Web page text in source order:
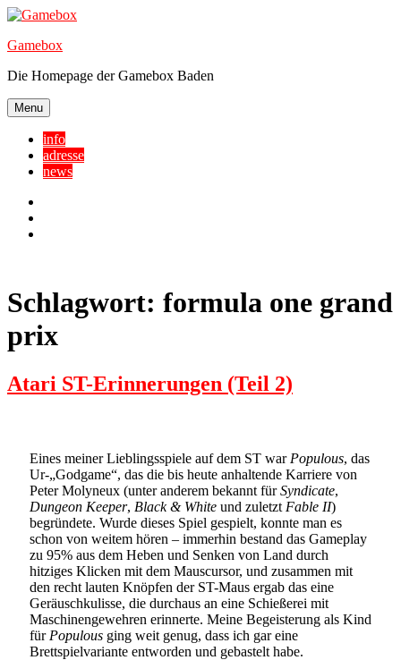
Skip
content
Gamebox
Die Homepage der Gamebox Baden
Menu
info
adresse
news
Schlagwort: formula one grand
prix
Atari ST-Erinnerungen (Teil 2)
Eines meiner Lieblingsspiele auf dem ST war Populous, das
Ur-„Godgame“, das die bis heute anhaltende Karriere von
Peter Molyneux (unter anderem bekannt fürSyndicate,
Dungeon Keeper, Black & White und zuletzt Fable II)
begründete. Wurde dieses Spiel gespielt, konnte man es
schon von weitem hören – immerhin bestand das Gameplay
zu 95% aus dem Heben und Senken von Land durch
hitziges Klicken mit dem Mauscursor, und zusammen mit
den recht lauten Knöpfen der ST-Maus ergab das eine
Geräuschkulisse, die durchaus an eine Schießerei mit
Maschinengewehren erinnerte. Meine Begeisterung als Kind
für Populous ging weit genug, dass ich gar eine
Brettspielvariante entworden und gebastelt habe.